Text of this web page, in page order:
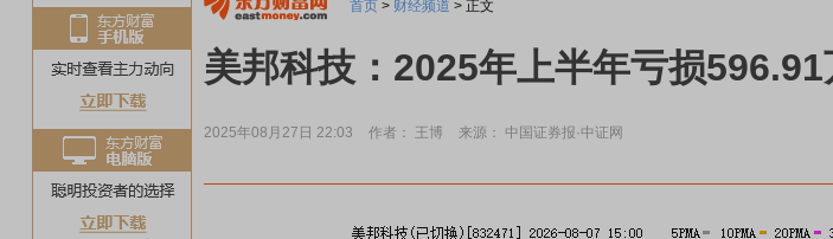
首页 > 财经频道 > 正文
美邦科技：2025年上半年亏损596.91
2025年08月27日 22:03 作者： 王博 来源： 中国证券报·中证网